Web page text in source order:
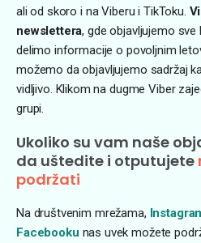
ali od skoro i na Viberu i TikToku.
newslettera, gde objavljujemo
delimo informacije o povoljnim
možemo da objavljujemo sadržaj
vidljivo. Klikom na dugme Viber
grupi.
Ukoliko su vam naše
da uštedite i otputujete
podržati
Na društvenim mrežama,
Facebooku nas uvek možete